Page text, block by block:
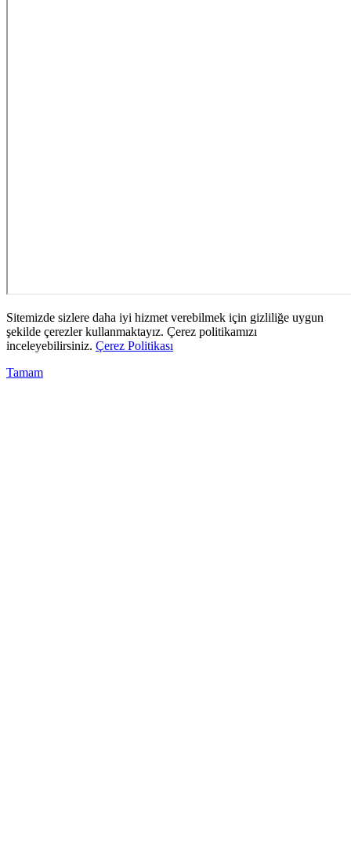
Sitemizde sizlere daha iyi hizmet verebilmek için gizliliğe uygun
şekilde çerezler kullanmaktayız. Çerez politikamızı
inceleyebilirsiniz. Çerez Politikası
Tamam